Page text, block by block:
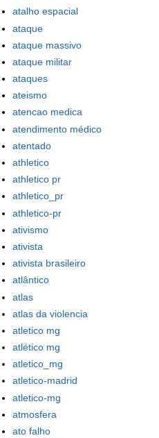
atalho espacial
ataque
ataque massivo
ataque militar
ataques
ateismo
atencao medica
atendimento médico
atentado
athletico
athletico pr
athletico_pr
athletico-pr
ativismo
ativista
ativista brasileiro
atlântico
atlas
atlas da violencia
atletico mg
atlético mg
atletico_mg
atletico-madrid
atletico-mg
atmosfera
ato falho